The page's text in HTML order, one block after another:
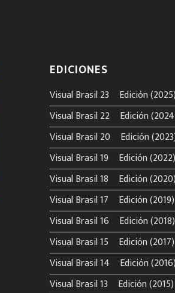
EDICIONES
Visual Brasil 23º Edición
Visual Brasil 22º Edición
Visual Brasil 20º Edición
Visual Brasil 19º Edición (2022)
Visual Brasil 18º Edición
Visual Brasil 17º Edición (2019)
Visual Brasil 16º Edición (2018)
Visual Brasil 15º Edición (2017)
Visual Brasil 14º Edición
Visual Brasil 13º Edición (2015)